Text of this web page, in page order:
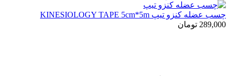
چسب عضله کنزو تیپ KINESIOLOGY TAPE 5cm*5m
289,000 تومان